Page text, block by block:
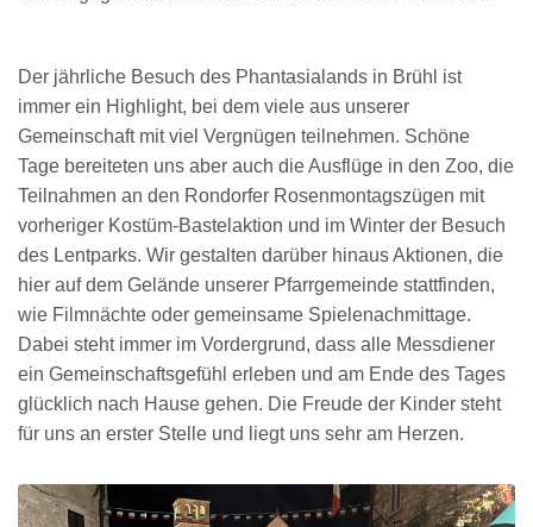
Der jährliche Besuch des Phantasialands in Brühl ist
immer ein Highlight, bei dem viele aus unserer
Gemeinschaft mit viel Vergnügen teilnehmen. Schöne
Tage bereiteten uns aber auch die Ausflüge in den Zoo, die
Teilnahmen an den Rondorfer Rosenmontagszügen mit
vorheriger Kostüm-Bastelaktion und im Winter der Besuch
des Lentparks. Wir gestalten darüber hinaus Aktionen, die
hier auf dem Gelände unserer Pfarrgemeinde stattfinden,
wie Filmnächte oder gemeinsame Spielenachmittage.
Dabei steht immer im Vordergrund, dass alle Messdiener
ein Gemeinschaftsgefühl erleben und am Ende des Tages
glücklich nach Hause gehen. Die Freude der Kinder steht
für uns an erster Stelle und liegt uns sehr am Herzen.